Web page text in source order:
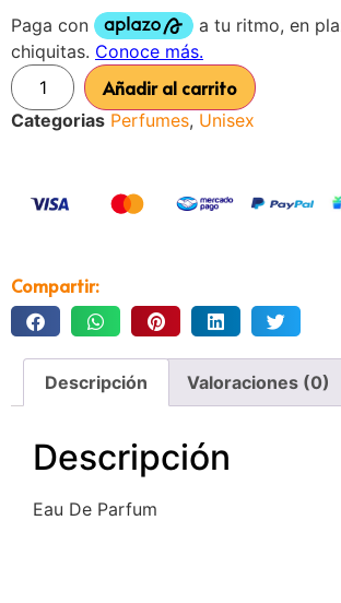
Añadir al carrito
Categorias Perfumes, Unisex
Compartir:
Descripción Valoraciones (0)
Descripción
Eau De Parfum